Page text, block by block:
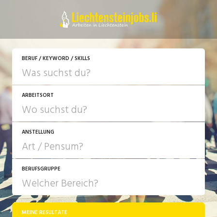
BERUF / KEYWORD / SKILLS
ARBEITSORT
ANSTELLUNG
JOB-TYP
Festanstellung
BERUFSGRUPPE
MEINE RESULTATE
JETZT BEWERBEN